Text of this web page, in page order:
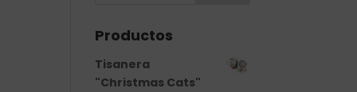
Productos
Tisanera
"Christmas Cats"